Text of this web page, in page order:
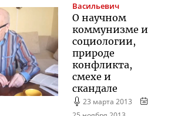
Васильевич
О научном
коммунизме и
социологии,
природе
конфликта,
смехе и
скандале
23 марта 2013